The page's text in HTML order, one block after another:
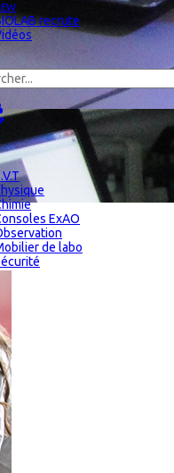
recrute
ExAO
de labo